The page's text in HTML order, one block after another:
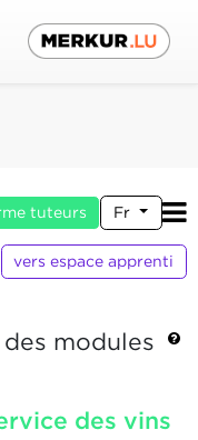
tuteurs Fr
vers espace apprenti
modules
des vins